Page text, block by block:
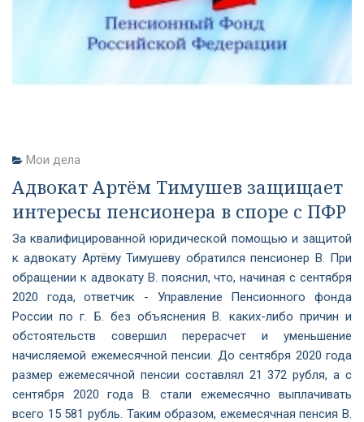
Мои дела
Адвокат Артём Тимушев защищает
интересы пенсионера в споре с ПФР
За квалифицированной юридической помощью и защитой
к адвокату Артёму Тимушеву обратился пенсионер В. При
обращении к адвокату В. пояснил, что, начиная с сентября
2020 года, ответчик - Управление Пенсионного фонда
России по г. Б. без объяснения В. каких-либо причин и
обстоятельств совершил перерасчет и уменьшение
начисляемой ежемесячной пенсии. До сентября 2020 года
размер ежемесячной пенсии составлял 21 372 рубля, а с
сентября 2020 года В. стали ежемесячно выплачивать
всего 15 581 рубль. Таким образом, ежемесячная пенсия В.